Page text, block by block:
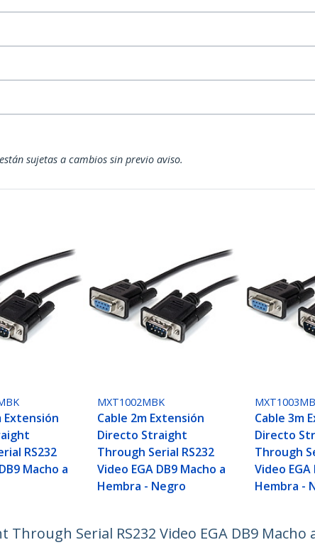
sujetas a cambios sin previo aviso.
Extensión
RS232
Macho a
MXT1002MBK
Cable 2m Extensión
Directo Straight
Through Serial RS232
Video EGA DB9 Macho a
Hembra - Negro
Cable 3m
Directo
Through
Video EGA
Hembra -
Serial RS232 Video EGA DB9 Macho